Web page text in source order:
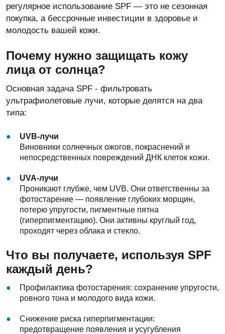
регулярное использование SPF — это не сезонная
покупка, а бессрочные инвестиции в здоровье и
молодость вашей кожи.
Почему нужно защищать кожу
лица от солнца?
Основная задача SPF - фильтровать
ультрафиолетовые лучи, которые делятся на два
типа:
UVB-лучи
Виновники солнечных ожогов, покраснений и
непосредственных повреждений ДНК клеток кожи.
UVA-лучи
Проникают глубже, чем UVB. Они ответственны за
фотостарение — появление глубоких морщин,
потерю упругости, пигментные пятна
(гиперпигментацию). Они активны круглый год,
проходят через облака и стекло.
Что вы получаете, используя SPF
каждый день?
Профилактика фотостарения: сохранение упругости,
ровного тона и молодого вида кожи.
Снижение риска гиперпигментации:
предотвращение появления и усугубления